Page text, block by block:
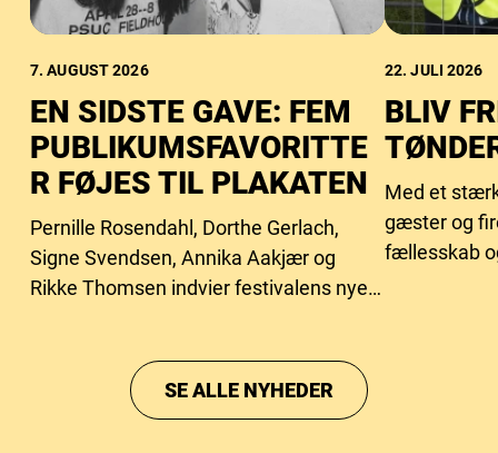
7. AUGUST 2026
EN SIDSTE GAVE: FEM
PUBLIKUMSFAVORITTE
R FØJES TIL PLAKATEN
Pernille Rosendahl, Dorthe Gerlach,
Signe Svendsen, Annika Aakjær og
Rikke Thomsen indvier festivalens nye
22. JULI 2026
BLIV
Med et
gæster og
fællesskab
SE ALLE NYHEDER